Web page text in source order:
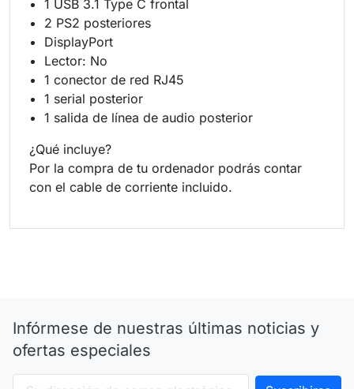
1 USB 3.1 Type C frontal
2 PS2 posteriores
DisplayPort
Lector: No
1 conector de red RJ45
1 serial posterior
1 salida de línea de audio posterior
¿Qué incluye?
Por la compra de tu ordenador podrás contar
con el cable de corriente incluido.
Infórmese de nuestras últimas noticias y
ofertas especiales